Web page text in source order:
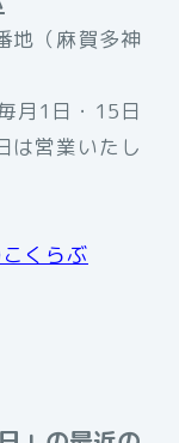
地（麻賀多神
月1日・15日
は営業いたし
くらぶ